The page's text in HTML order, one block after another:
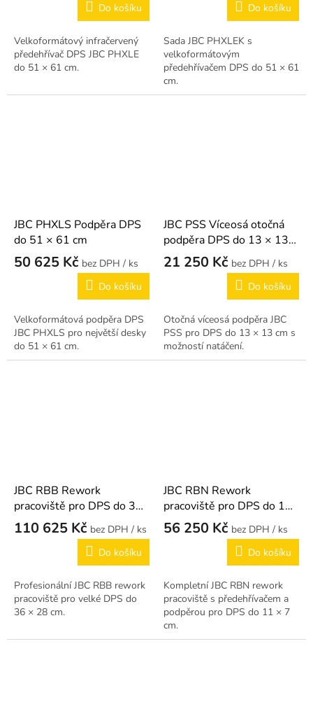
Do košíku
Velkoformátový infračervený
předehřívač DPS JBC PHXLE
do 51 × 61 cm.
Do košíku
Sada JBC PHXLEK s
velkoformátovým
předehřívačem DPS do 51 × 61
cm.
JBC PHXLS Podpěra DPS
do 51 × 61 cm
50 625 Kč
/ ks
Do košíku
Velkoformátová podpěra DPS
JBC PHXLS pro největší desky
do 51 × 61 cm.
JBC PSS Víceosá otočná
podpěra DPS do 13 × 13
cm
21 250 Kč
/ ks
Do košíku
Otočná víceosá podpěra JBC
PSS pro DPS do 13 × 13 cm s
možností natáčení.
JBC RBB Rework
pracoviště pro DPS do 36
× 28 cm
110 625 Kč
/ ks
Do košíku
Profesionální JBC RBB rework
pracoviště pro velké DPS do
36 × 28 cm.
JBC RBN Rework
pracoviště pro DPS do 11
× 7 cm
56 250 Kč
/ ks
Do košíku
Kompletní JBC RBN rework
pracoviště s předehřívačem a
podpěrou pro DPS do 11 × 7
cm.